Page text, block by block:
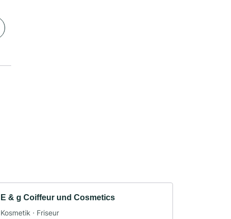
E & g Coiffeur und Cosmetics
Kosmetik · Friseur